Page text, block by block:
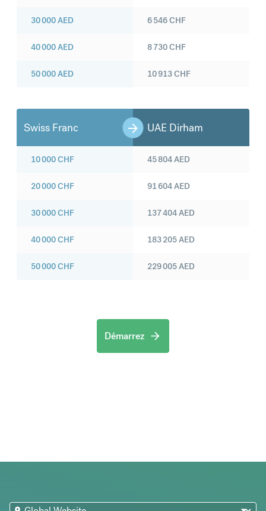
30 000AED
40 000AED
50 000AED
6 546CHF
8 730CHF
10 913CHF
Swiss Franc UAE Dirham
10 000CHF
20 000CHF
30 000CHF
40 000CHF
50 000CHF
45 804AED
91 604AED
137 404AED
183 205AED
229 005AED
Démarrez